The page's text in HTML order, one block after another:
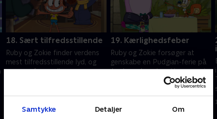
Samtykke Detaljer Om
18. Sært tilfredsstillende
Ruby og Zokie finder verdens
mest tilfredsstillende lyd, og
ungerne forvandler
19. Kærlighedsfeber
Ruby og Zokie forsøger at
genskabe en Pudgian-ferie på
Jorden uden at sætte nogen i
fare. De arrangerer en også